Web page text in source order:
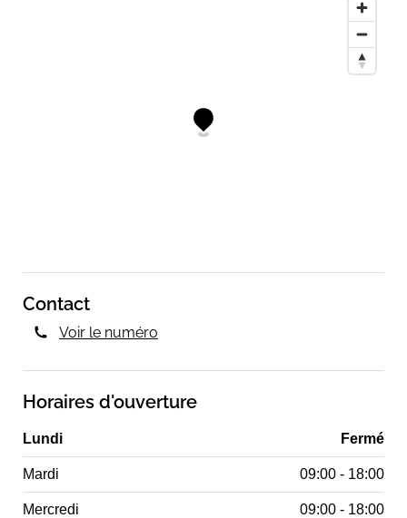
Contact
Voir le numéro
Horaires d'ouverture
Lundi Fermé
Mardi 09:00 - 18:00
Mercredi 09:00 - 18:00